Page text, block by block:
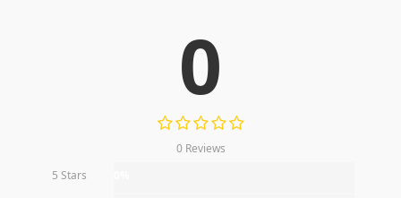
0
0 Reviews
5 Stars